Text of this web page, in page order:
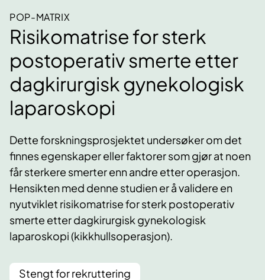
POP-MATRIX
Risikomatrise for sterk
postoperativ smerte etter
dagkirurgisk gynekologisk
laparoskopi
Dette forskningsprosjektet undersøker om det
finnes egenskaper eller faktorer som gjør at noen
får sterkere smerter enn andre etter operasjon.
Hensikten med denne studien er å validere en
nyutviklet risikomatrise for sterk postoperativ
smerte etter dagkirurgisk gynekologisk
laparoskopi (kikkhullsoperasjon).
Stengt for rekruttering